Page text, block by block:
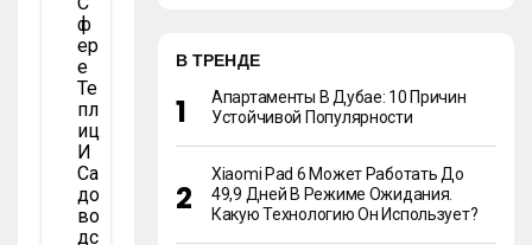
Ф
Ер
Е
Те
Пл
Иц
И
Са
До
Во
Дс
В ТРЕНДЕ
Апартаменты В Дубае: 10 Причин
Устойчивой Популярности
Xiaomi Pad 6 Может Работать До
49,9 Дней В Режиме Ожидания.
Какую Технологию Он Использует?